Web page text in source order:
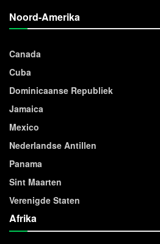
Noord-Amerika
Canada
Cuba
Dominicaanse Republiek
Jamaica
Mexico
Nederlandse Antillen
Panama
Sint Maarten
Verenigde Staten
Afrika